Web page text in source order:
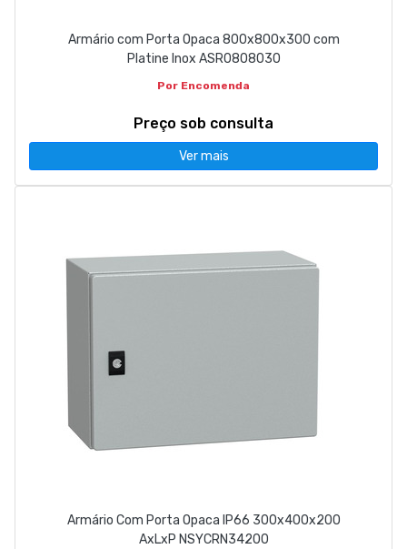
Armário com Porta Opaca 800x800x300 com
Platine Inox ASR0808030
Por Encomenda
Preço sob consulta
Ver mais
Armário Com Porta Opaca IP66 300x400x200
AxLxP NSYCRN34200